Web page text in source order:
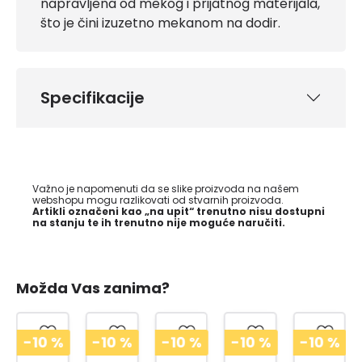
što je čini izuzetno mekanom na dodir.
Specifikacije
Važno je napomenuti da se slike proizvoda na našem
webshopu mogu razlikovati od stvarnih proizvoda.
Artikli označeni kao „na upit“ trenutno nisu dostupni
na stanju te ih trenutno nije moguće naručiti.
Možda Vas zanima?
-10 % -10 % -10 % -10 % -10 %